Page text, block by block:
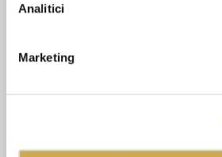
Analitici
Marketing